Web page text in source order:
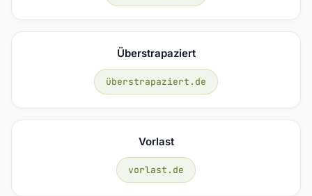
Überstrapaziert
überstrapaziert.de
Vorlast
vorlast.de